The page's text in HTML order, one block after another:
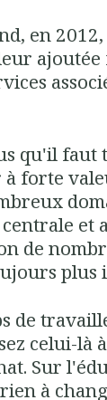
en
qu'il
forte
et
de
plus
de
celui-là
Sur
à